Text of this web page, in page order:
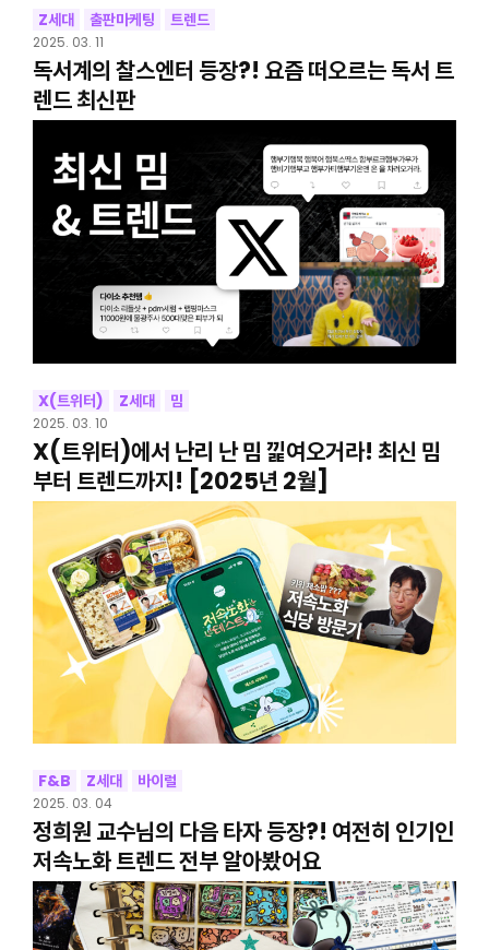
Z세대 출판마케팅 트렌드
2025. 03. 11
독서계의 찰스엔터 등장?! 요즘 떠오르는 독서 트
렌드 최신판
X(트위터) Z세대 밈
2025. 03. 10
X(트위터)에서 난리 난 밈 낉여오거라! 최신 밈
부터 트렌드까지! [2025년 2월]
F&B Z세대 바이럴
2025. 03. 04
정희원 교수님의 다음 타자 등장?! 여전히 인기인
저속노화 트렌드 전부 알아봤어요